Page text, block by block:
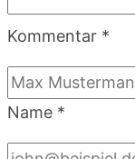
Kommentar *
Name *